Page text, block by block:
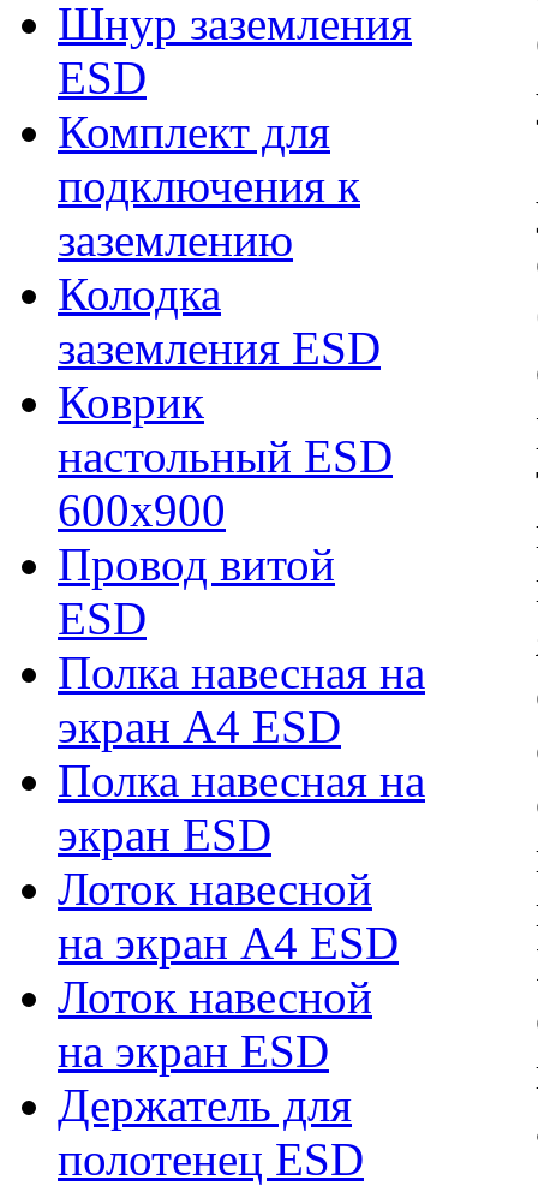
Шнур заземления
ESD
Комплект для
подключения к
заземлению
Колодка
заземления ESD
Коврик
настольный ESD
600х900
Провод витой
ESD
Полка навесная на
экран А4 ESD
Полка навесная на
экран ESD
Лоток навесной
на экран А4 ESD
Лоток навесной
на экран ESD
Держатель для
полотенец ESD